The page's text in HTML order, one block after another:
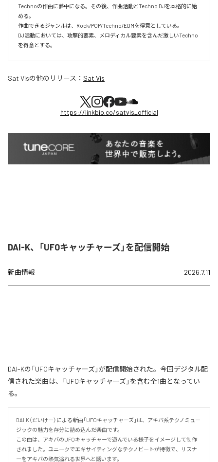
Technoの作曲に夢中になる。その後、作曲活動とTechno DJを本格的に始
める。
作曲できるジャンルは、Rock/POP/Techno/EDMを得意としている。
DJ活動においては、攻撃的要素、メロディカル要素を含んだ激しいTechno
を得意とする。
Sat Visの他のリリース： Sat Vis
https://linkbio.co/satvis_official
DAI-K、「UFOキャッチャーズ」を配信開始
新曲情報 2026.7.11
DAI-Kの「UFOキャッチャーズ」が配信開始された。今回デジタル配
信された楽曲は、「UFOキャッチャーズ」を含む全1曲となってい
る。
DAI.K（だいけー）による新曲「UFOキャッチャーズ」は、アキバ系テクノミュー
ジックの魅力を存分に詰め込んだ楽曲です。
この曲は、アキバのUFOキャッチャーで遊んでいる様子をイメージして制作
されました。ユニークでエキサイティングなテクノビートが特徴で、リスナ
ーをアキバの熱気溢れる世界へと誘います。